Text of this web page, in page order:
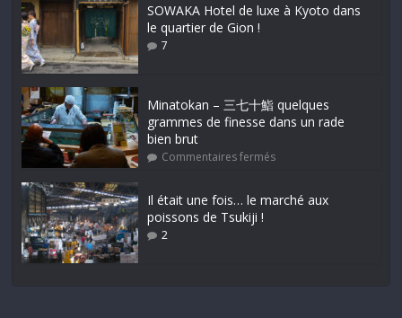
SOWAKA Hotel de luxe à Kyoto dans
le quartier de Gion !
7
Minatokan – 三七十鮨 quelques
grammes de finesse dans un rade
bien brut
Commentaires fermés
Il était une fois… le marché aux
poissons de Tsukiji !
2